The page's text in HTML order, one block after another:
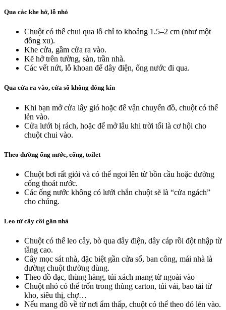
Qua các khe hở, lỗ nhỏ
Chuột có thể chui qua lỗ chỉ to khoảng 1.5–2 cm (như một
đồng xu).
Khe cửa, gầm cửa ra vào.
Kẽ hở trên tường, sàn, trần nhà.
Các vết nứt, lỗ khoan để dây điện, ống nước đi qua.
Qua cửa ra vào, cửa sổ không đóng kín
Khi bạn mở cửa lấy gió hoặc để vận chuyển đồ, chuột có thể
lẻn vào.
Cửa lưới bị rách, hoặc để mở lâu khi trời tối là cơ hội cho
chuột chui vào.
Theo đường ống nước, cống, toilet
Chuột bơi rất giỏi và có thể ngoi lên từ bồn cầu hoặc đường
cống thoát nước.
Các ống nước không có lưới chắn chuột sẽ là “cửa ngách”
cho chúng.
Leo từ cây cối gần nhà
Chuột có thể leo cây, bò qua dây điện, dây cáp rồi đột nhập từ
tầng cao.
Cây mọc sát nhà, đặc biệt gần cửa sổ, ban công, mái nhà là
đường chuột thường dùng.
Theo đồ đạc, thùng hàng, túi xách mang từ ngoài vào
Chuột nhỏ có thể trốn trong thùng carton, túi vải, bao tải từ
kho, siêu thị, chợ…
Nếu mang đồ về từ nơi ẩm thấp, chuột có thể theo đó lẻn vào.